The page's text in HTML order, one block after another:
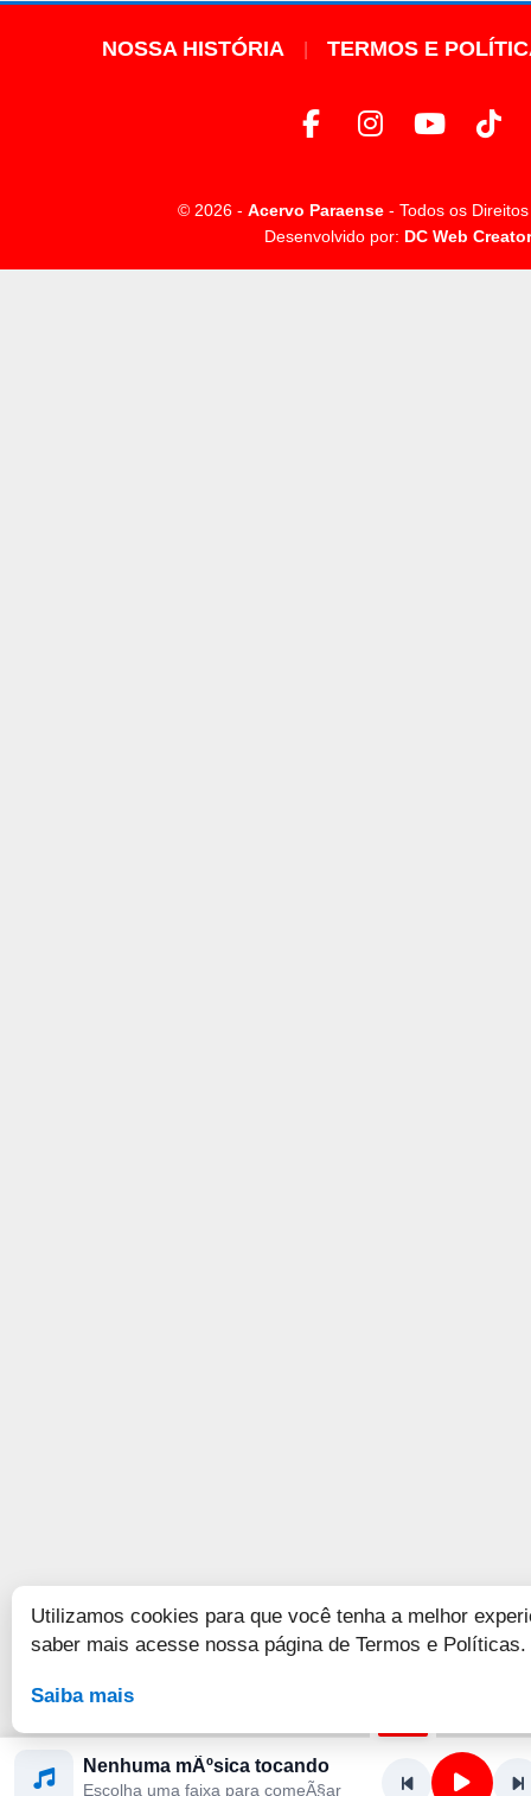
NOSSA HISTÓRIA TERMOS E
© 2026 - Acervo Paraense - Todos os
Desenvolvido por: DC Web
Nenhuma mÃºsica tocando
Escolha uma faixa para comeÃ§ar
Utilizamos cookies para que você tenha a melhor
saber mais acesse nossa página de Termos e Políticas.
Saiba mais